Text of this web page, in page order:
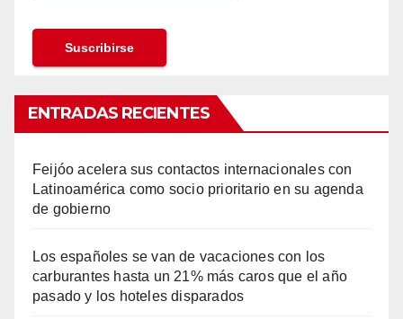
ENTRADAS RECIENTES
Feijóo acelera sus contactos internacionales con
Latinoamérica como socio prioritario en su agenda
de gobierno
Los españoles se van de vacaciones con los
carburantes hasta un 21% más caros que el año
pasado y los hoteles disparados